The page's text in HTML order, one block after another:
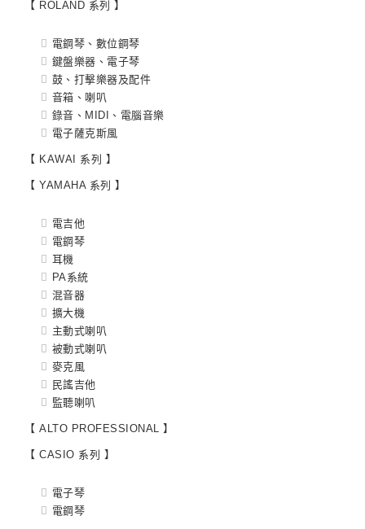
【 ROLAND 系列 】
電鋼琴、數位鋼琴
鍵盤樂器、電子琴
鼓、打擊樂器及配件
音箱、喇叭
錄音、MIDI、電腦音樂
電子薩克斯風
【 KAWAI 系列 】
【 YAMAHA 系列 】
電吉他
電鋼琴
耳機
PA系統
混音器
擴大機
主動式喇叭
被動式喇叭
麥克風
民謠吉他
監聽喇叭
【 ALTO PROFESSIONAL 】
【 CASIO 系列 】
電子琴
電鋼琴